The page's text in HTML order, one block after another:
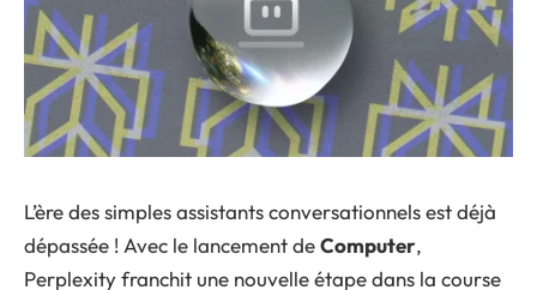
L’ère des simples assistants conversationnels est déjà
dépassée ! Avec le lancement deComputer,
Perplexity franchit une nouvelle étape dans la course